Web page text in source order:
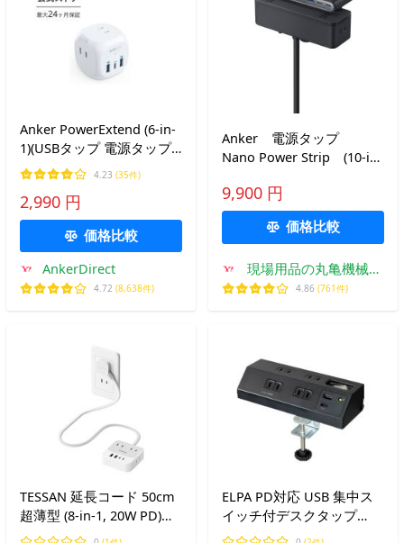
Anker PowerExtend (6-in-
1)(USBタップ 電源タップ
AC差込口 USB-Cポート
USB-Aポート) 【PSE技術基
準適合/USB Power
Delivery対応/コンパクトサ
イズ】MacBook
4.23 (35件)
2,990 円
価格比較
AnkerDirect
4.72 (8,638件)
Anker 電源タップ
Nano Power Strip (10-in-
販売品 A9196N11 今大
注目商品 （北海道・沖
縄・離島のみ送料必要）
9,900 円
価格比較
現場用品の丸亀機械工
具ヤフー店
4.86 (761件)
TESSAN 延長コード 50cm
超薄型 (8-in-1, 20W PD)
usb コンセントタップ 電
ELPA PD対応 USB 集中ス
イッチ付デスクタップ
WLS-DS4222SUC(BK)